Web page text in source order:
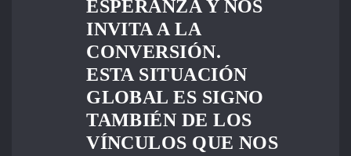
ESPERANZA Y NOS
INVITA A LA
CONVERSIÓN.
ESTA SITUACIÓN
GLOBAL ES SIGNO
TAMBIÉN DE LOS
VÍNCULOS QUE NOS